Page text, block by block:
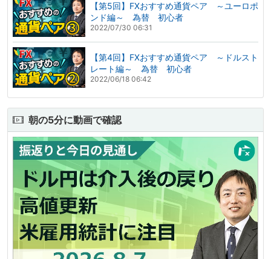
【第5回】FXおすすめ通貨ペア ～ユーロポ
ンド編～ 為替 初心者
2022/07/30 06:31
【第4回】FXおすすめ通貨ペア ～ドルスト
レート編～ 為替 初心者
2022/06/18 06:42
朝の5分に動画で確認